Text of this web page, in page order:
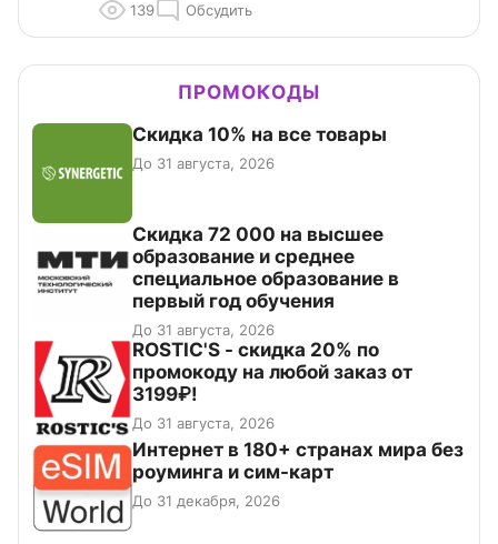
139 Обсудить
ПРОМОКОДЫ
Скидка 10% на все товары
До 31 августа, 2026
Скидка 72 000 на высшее
образование и среднее
специальное образование в
первый год обучения
До 31 августа, 2026
ROSTIC'S - скидка 20% по
промокоду на любой заказ от
3199₽!
До 31 августа, 2026
Интернет в 180+ странах мира без
роуминга и сим-карт
До 31 декабря, 2026